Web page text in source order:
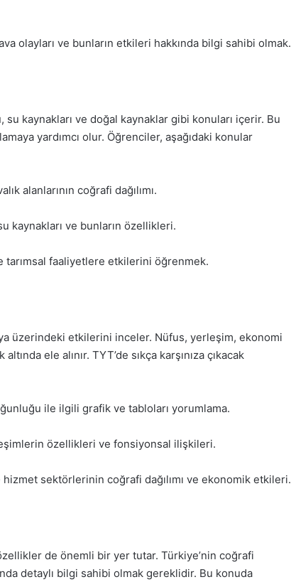
olayları ve bunların etkileri hakkında bilgi sahibi olmak.
kaynakları ve doğal kaynaklar gibi konuları içerir. Bu
yardımcı olur. Öğrenciler, aşağıdaki konular
alanlarının coğrafi dağılımı.
kaynakları ve bunların özellikleri.
tarımsal faaliyetlere etkilerini öğrenmek.
üzerindeki etkilerini inceler. Nüfus, yerleşim, ekonomi
ele alınır. TYT’de sıkça karşınıza çıkacak
ile ilgili grafik ve tabloları yorumlama.
özellikleri ve fonsiyonsal ilişkileri.
hizmet sektörlerinin coğrafi dağılımı ve ekonomik etkileri.
de önemli bir yer tutar. Türkiye’nin coğrafi
detaylı bilgi sahibi olmak gereklidir. Bu konuda